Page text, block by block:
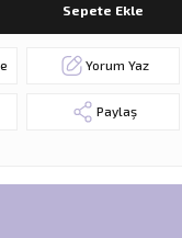
Sepete Ekle
Yorum Yaz
Paylaş